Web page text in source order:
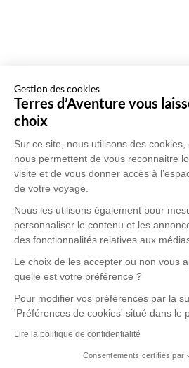
Gestion des cookies
Terres d’Aventure vous
choix
Sur ce site, nous utilisons des
nous permettent de vous reconnaitre
visite et de vous donner accès à
de votre voyage.
Nous les utilisons également pour
personnaliser le contenu et les
des fonctionnalités relatives aux
Le choix de les accepter ou non vous
quelle est votre préférence ?
Pour modifier vos préférences par la
'Préférences de cookies' situé dans le
Lire la politique de confidentialité
Consentements certifiés par